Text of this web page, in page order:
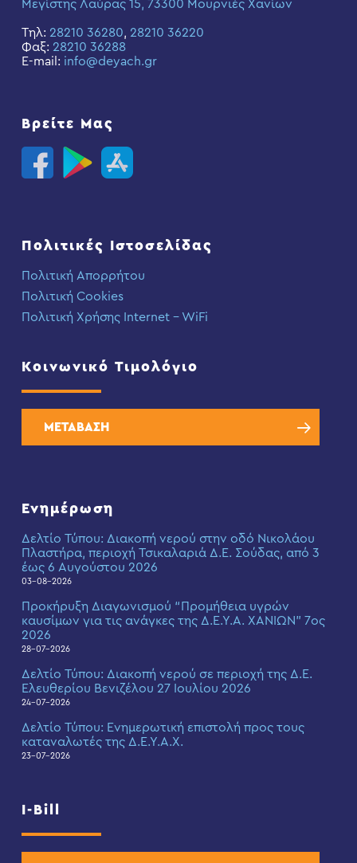
Μεγίστης Λαύρας 15, 73300 Μουρνιές Χανίων
Τηλ: 28210 36280, 28210 36220
Φαξ: 28210 36288
E-mail: info@deyach.gr
Βρείτε Μας
Πολιτικές Ιστοσελίδας
Πολιτική Απορρήτου
Πολιτική Cookies
Πολιτική Χρήσης Internet – WiFi
Κοινωνικό Τιμολόγιο
ΜΕΤΑΒΑΣΗ
Ενημέρωση
Δελτίο Τύπου: Διακοπή νερού στην οδό Νικολάου
Πλαστήρα, περιοχή Τσικαλαριά Δ.Ε. Σούδας, από 3
έως 6 Αυγούστου 2026
03-08-2026
Προκήρυξη Διαγωνισμού “Προμήθεια υγρών
καυσίμων για τις ανάγκες της Δ.Ε.Υ.Α. ΧΑΝΙΩΝ” 7ος
2026
28-07-2026
Δελτίο Τύπου: Διακοπή νερού σε περιοχή της Δ.Ε.
Ελευθερίου Βενιζέλου 27 Ιουλίου 2026
24-07-2026
Δελτίο Τύπου: Eνημερωτική επιστολή προς τους
καταναλωτές της Δ.Ε.Υ.Α.Χ.
23-07-2026
I-Bill